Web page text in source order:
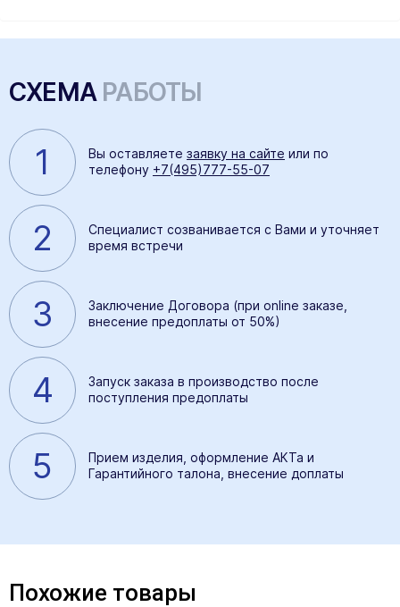
СХЕМА РАБОТЫ
1 Вы оставляете заявку на сайте или по
телефону +7(495)777-55-07
2
Специалист созванивается с Вами и уточняет
время встречи
3
Заключение Договора (при online заказе,
внесение предоплаты от 50%)
4
Запуск заказа в производство после
поступления предоплаты
5
Прием изделия, оформление АКТа и
Гарантийного талона, внесение доплаты
Похожие товары